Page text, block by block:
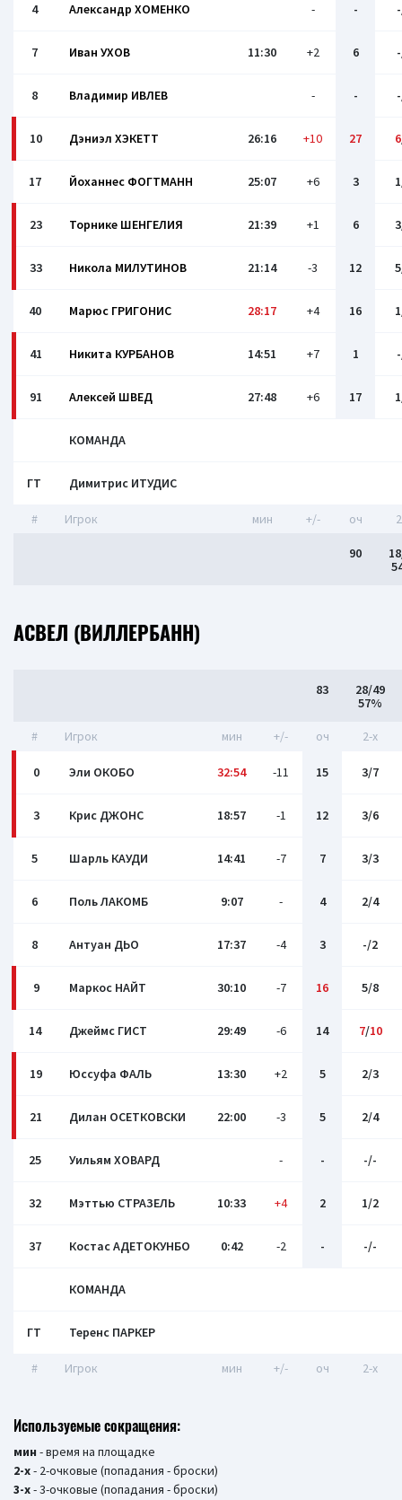
4 Александр ХОМЕНКО - -
7 Иван УХОВ 11:30 +2 6
8 Владимир ИВЛЕВ - -
10 Дэниэл ХЭКЕТТ 26:16 +10 27 6
17 Йоханнес ФОГТМАНН 25:07 +6 3
23 Торнике ШЕНГЕЛИЯ 21:39 +1 6
33 Никола МИЛУТИНОВ 21:14 -3 12
40 Марюс ГРИГОНИС 28:17 +4 16
41 Никита КУРБАНОВ 14:51 +7 1
91 Алексей ШВЕД 27:48 +6 17
КОМАНДА
ГТ Димитрис ИТУДИС
# Игрок мин +/- оч
90
АСВЕЛ (ВИЛЛЕРБАНН)
83
28/49
57%
# Игрок мин +/- оч 2-x
0 Эли ОКОБО 32:54 -11 15 3/7
3 Крис ДЖОНС 18:57 -1 12 3/6
5 Шарль КАУДИ 14:41 -7 7 3/3
6 Поль ЛАКОМБ 9:07 - 4 2/4
8 Антуан ДЬО 17:37 -4 3 -/2
9 Маркос НАЙТ 30:10 -7 16 5/8
14 Джеймс ГИСТ 29:49 -6 14 7/10
19 Юссуфа ФАЛЬ 13:30 +2 5 2/3
21 Дилан ОСЕТКОВСКИ 22:00 -3 5 2/4
25 Уильям ХОВАРД - - -/-
32 Мэттью СТРАЗЕЛЬ 10:33 +4 2 1/2
37 Костас АДЕТОКУНБО 0:42 -2 - -/-
КОМАНДА
ГТ Теренс ПАРКЕР
# Игрок мин +/- оч 2-x
Используемые сокращения:
мин - время на площадке
2-х- 2-очковые (попадания - броски)
3-х- 3-очковые (попадания - броски)